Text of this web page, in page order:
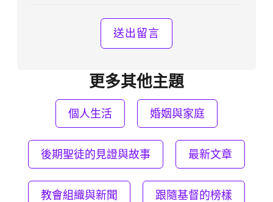
更多其他主題
個人生活 婚姻與家庭
後期聖徒的見證與故事 最新文章
教會組織與新聞 跟隨基督的榜樣